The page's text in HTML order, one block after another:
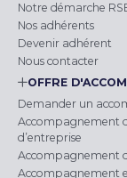
Notre démarche
Nos adhérents
Devenir adhérent
Nous contacter
OFFRE
Demander un
Accompagnement
d’entreprise
Accompagnement
Accompagnement